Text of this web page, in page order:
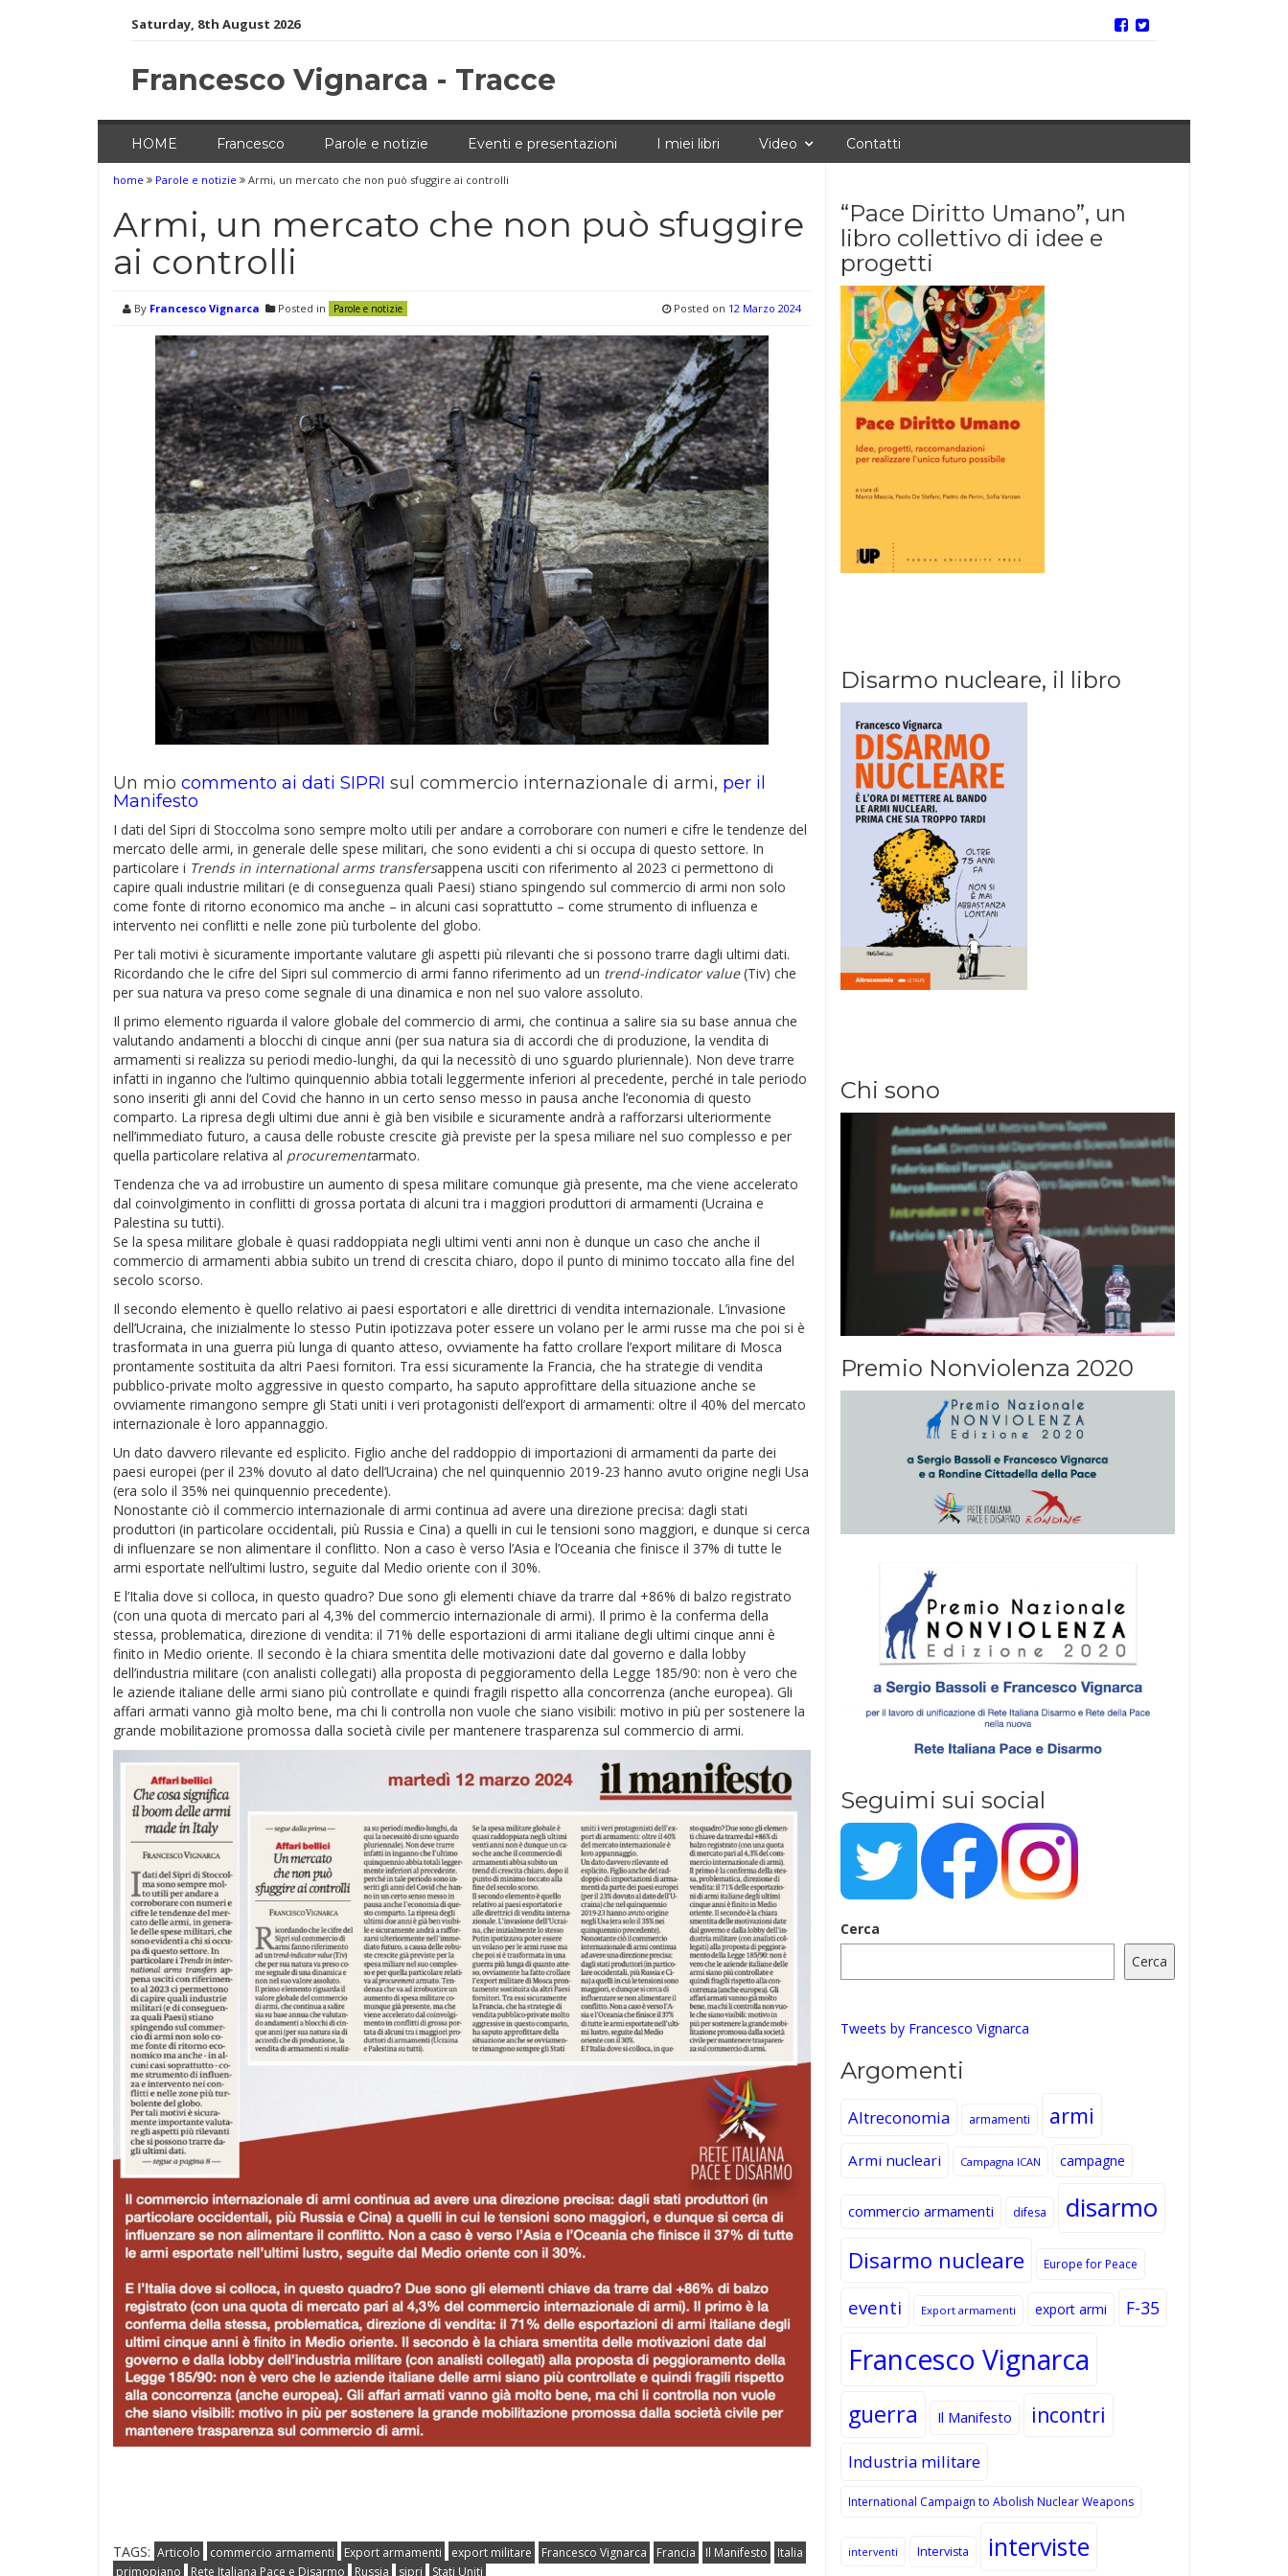
Saturday, 8th August 2026
Francesco Vignarca - Tracce
HOME Francesco Parole e notizie Eventi e presentazioni I miei libri Video Contatti
home Parole e notizie Armi, un mercato che non può sfuggire ai controlli
Armi, un mercato che non può sfuggire
ai controlli
By Francesco Vignarca Posted in Parole e notizie Posted on 12 Marzo 2024
Un mio commento ai dati SIPRI sul commercio internazionale di armi, per il
Manifesto
I dati del Sipri di Stoccolma sono sempre molto utili per andare a corroborare con numeri e cifre le tendenze del
mercato delle armi, in generale delle spese militari, che sono evidenti a chi si occupa di questo settore. In
particolare i Trends in international arms transfersappena usciti con riferimento al 2023 ci permettono di
capire quali industrie militari (e di conseguenza quali Paesi) stiano spingendo sul commercio di armi non solo
come fonte di ritorno economico ma anche – in alcuni casi soprattutto – come strumento di influenza e
intervento nei conflitti e nelle zone più turbolente del globo.
Per tali motivi è sicuramente importante valutare gli aspetti più rilevanti che si possono trarre dagli ultimi dati.
Ricordando che le cifre del Sipri sul commercio di armi fanno riferimento ad un trend-indicator value(Tiv) che
per sua natura va preso come segnale di una dinamica e non nel suo valore assoluto.
Il primo elemento riguarda il valore globale del commercio di armi, che continua a salire sia su base annua che
valutando andamenti a blocchi di cinque anni (per sua natura sia di accordi che di produzione, la vendita di
armamenti si realizza su periodi medio-lunghi, da qui la necessitò di uno sguardo pluriennale). Non deve trarre
infatti in inganno che l’ultimo quinquennio abbia totali leggermente inferiori al precedente, perché in tale periodo
sono inseriti gli anni del Covid che hanno in un certo senso messo in pausa anche l’economia di questo
comparto. La ripresa degli ultimi due anni è già ben visibile e sicuramente andrà a rafforzarsi ulteriormente
nell’immediato futuro, a causa delle robuste crescite già previste per la spesa miliare nel suo complesso e per
quella particolare relativa al procurementarmato.
Tendenza che va ad irrobustire un aumento di spesa militare comunque già presente, ma che viene accelerato
dal coinvolgimento in conflitti di grossa portata di alcuni tra i maggiori produttori di armamenti (Ucraina e
Palestina su tutti).
Se la spesa militare globale è quasi raddoppiata negli ultimi venti anni non è dunque un caso che anche il
commercio di armamenti abbia subito un trend di crescita chiaro, dopo il punto di minimo toccato alla fine del
secolo scorso.
Il secondo elemento è quello relativo ai paesi esportatori e alle direttrici di vendita internazionale. L’invasione
dell’Ucraina, che inizialmente lo stesso Putin ipotizzava poter essere un volano per le armi russe ma che poi si è
trasformata in una guerra più lunga di quanto atteso, ovviamente ha fatto crollare l’export militare di Mosca
prontamente sostituita da altri Paesi fornitori. Tra essi sicuramente la Francia, che ha strategie di vendita
pubblico-private molto aggressive in questo comparto, ha saputo approfittare della situazione anche se
ovviamente rimangono sempre gli Stati uniti i veri protagonisti dell’export di armamenti: oltre il 40% del mercato
internazionale è loro appannaggio.
Un dato davvero rilevante ed esplicito. Figlio anche del raddoppio di importazioni di armamenti da parte dei
paesi europei (per il 23% dovuto al dato dell’Ucraina) che nel quinquennio 2019-23 hanno avuto origine negli Usa
(era solo il 35% nei quinquennio precedente).
Nonostante ciò il commercio internazionale di armi continua ad avere una direzione precisa: dagli stati
produttori (in particolare occidentali, più Russia e Cina) a quelli in cui le tensioni sono maggiori, e dunque si cerca
di influenzare se non alimentare il conflitto. Non a caso è verso l’Asia e l’Oceania che finisce il 37% di tutte le
armi esportate nell’ultimi lustro, seguite dal Medio oriente con il 30%.
E l’Italia dove si colloca, in questo quadro? Due sono gli elementi chiave da trarre dal +86% di balzo registrato
(con una quota di mercato pari al 4,3% del commercio internazionale di armi). Il primo è la conferma della
stessa, problematica, direzione di vendita: il 71% delle esportazioni di armi italiane degli ultimi cinque anni è
finito in Medio oriente. Il secondo è la chiara smentita delle motivazioni date dal governo e dalla lobby
dell’industria militare (con analisti collegati) alla proposta di peggioramento della Legge 185/90: non è vero che
le aziende italiane delle armi siano più controllate e quindi fragili rispetto alla concorrenza (anche europea). Gli
affari armati vanno già molto bene, ma chi li controlla non vuole che siano visibili: motivo in più per sostenere la
grande mobilitazione promossa dalla società civile per mantenere trasparenza sul commercio di armi.
TAGS: Articolo commercio armamenti Export armamenti export militare Francesco Vignarca Francia Il Manifesto
Italia
primopiano
Rete Italiana Pace e Disarmo Russia sipri Stati Uniti
“Pace Diritto Umano”, un
libro collettivo di idee e
progetti
Disarmo nucleare, il libro
Chi sono
Premio Nonviolenza 2020
Seguimi sui social
Cerca
Cerca
Tweets by Francesco Vignarca
Argomenti
Altreconomia armamenti armi
Armi nucleari Campagna ICAN campagne
commercio armamenti difesa disarmo
Disarmo nucleare Europe for Peace
eventi Export armamenti export armi F-35
Francesco Vignarca
guerra Il Manifesto incontri
Industria militare
International Campaign to Abolish Nuclear Weapons
interventi Intervista interviste